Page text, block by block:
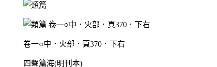
卷一○中．火部．頁370．下右
四聲篇海(明刊本)